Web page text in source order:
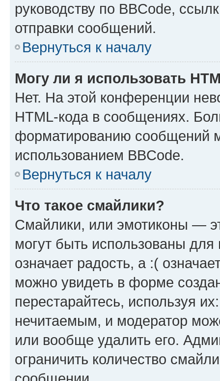
руководству по BBCode,
отправки сообщений.
Вернуться к началу
Могу ли я использовать
Нет. На этой конференции
HTML-кода в сообщениях.
форматированию сообщений
использованием BBCode.
Вернуться к началу
Что такое смайлики?
Смайлики, или эмотиконы —
могут быть использованы
означает радость, а :(
можно увидеть в форме
перестарайтесь, используя
нечитаемым, и модератор
или вообще удалить его.
ограничить количество